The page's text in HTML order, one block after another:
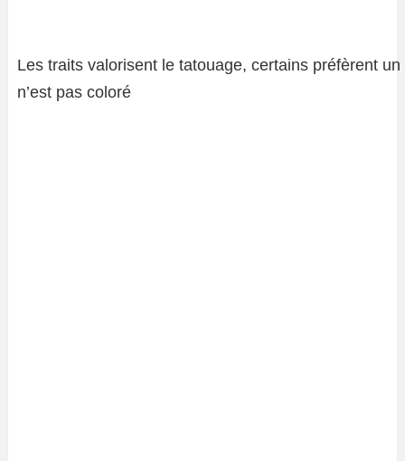
Les traits valorisent le tatouage, certains préfèrent
n’est pas coloré